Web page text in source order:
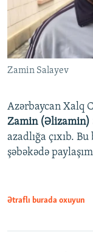
Zamin Salayev
Azərbaycan Xalq
Zamin (Əlizamin)
azadlığa çıxıb.
şəbəkədə
Ətraflı burada oxuyun